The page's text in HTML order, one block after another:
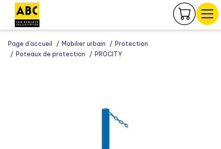
Page d’accueil Mobilier urbain
Protection
Poteaux de protection
PROCITY
Panneau de gestion des cookies